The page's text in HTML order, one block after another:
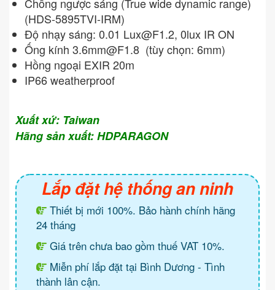
Chống ngược sáng (True wide dynamic range)
(HDS-5895TVI-IRM)
Độ nhạy sáng: 0.01 Lux@F1.2, 0lux IR ON
Ống kính 3.6mm@F1.8 (tùy chọn: 6mm)
Hồng ngoại EXIR 20m
IP66 weatherproof
Xuất xứ: Taiwan
Hãng sản xuất: HDPARAGON
Lắp đặt hệ thống an ninh
Thiết bị mới 100%. Bảo hành chính hãng
24 tháng
Giá trên chưa bao gồm thuế VAT 10%.
Miễn phí lắp đặt tại Bình Dương - Tình
thành lân cận.